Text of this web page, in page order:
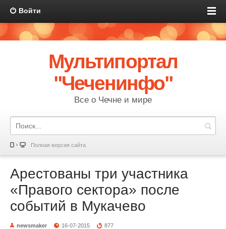
Войти
Мультипортал
"Чеченинфо"
Все о Чечне и мире
Полная версия сайта
Арестованы три участника
«Правого сектора» после
событий в Мукачево
newsmaker 16-07-2015 877